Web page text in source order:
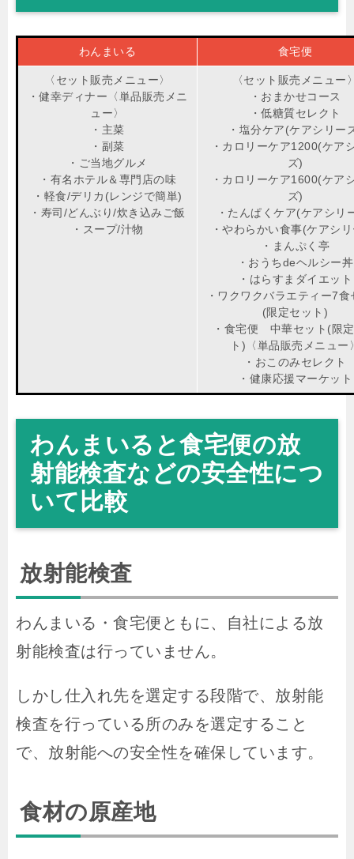
わんまいる 食宅便
〈セット販売メニュー〉
・健幸ディナー〈単品販売メニ
ュー〉
・主菜
・副菜
・ご当地グルメ
・有名ホテル＆専門店の味
・軽食/デリカ(レンジで簡単)
・寿司/どんぶり/炊き込みご飯
・スープ/汁物
〈セット販売メニュー
・おまかせコース
・低糖質セレクト
・塩分ケア(ケアシリー
・カロリーケア1200(ケア
ズ)
・カロリーケア1600(ケア
ズ)
・たんぱくケア(ケアシリ
・やわらかい食事(ケアシ
・まんぷく亭
・おうちdeヘルシー丼
・はらすまダイエット
・ワクワクバラエティー7食
(限定セット)
・食宅便 中華セット(限
ト)〈単品販売メニュー
・おこのみセレクト
・健康応援マーケット
わんまいると食宅便の放
射能検査などの安全性につ
いて比較
放射能検査
わんまいる・食宅便ともに、自社による放
射能検査は行っていません。
しかし仕入れ先を選定する段階で、放射能
検査を行っている所のみを選定すること
で、放射能への安全性を確保しています。
食材の原産地